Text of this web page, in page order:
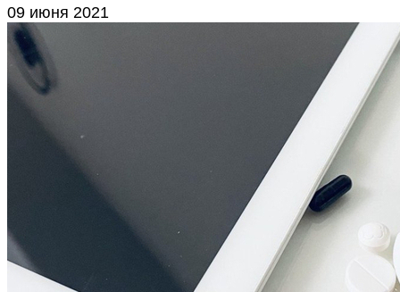
09 июня 2021